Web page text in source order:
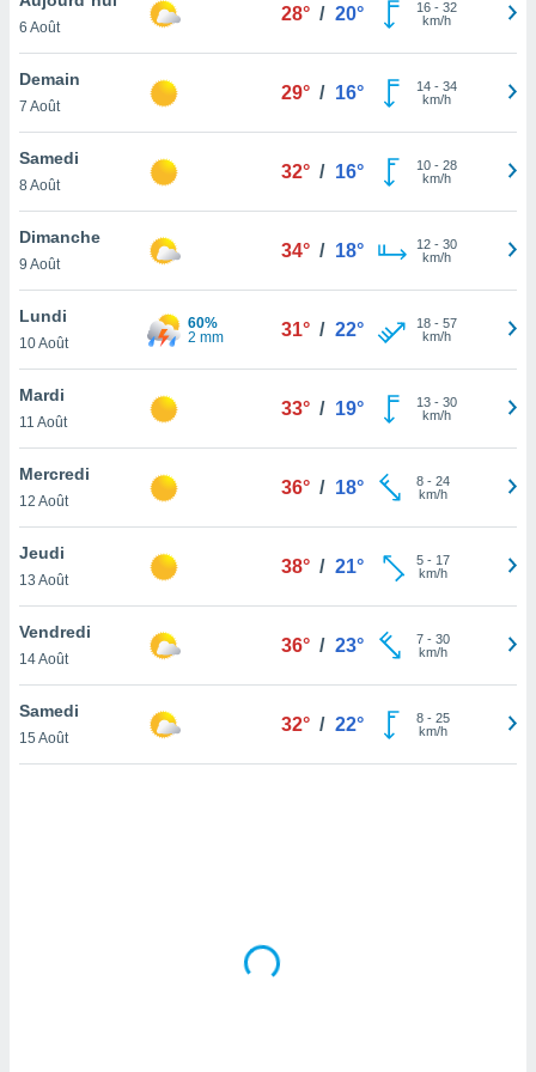
et
»,
au
vous
qu'ils
ou
le
ainsi
un
la
du
en
de
6 Août
28° / 20° 16- 32
km/h
Demain
7 Août
29° / 16° 14- 34
km/h
Samedi
8 Août
32° / 16° 10- 28
km/h
Dimanche
9 Août
34° / 18° 12- 30
km/h
Lundi
10 Août
60%
2 mm
31° / 22° 18- 57
km/h
Mardi
11 Août
33° / 19° 13- 30
km/h
Mercredi
12 Août
36° / 18° 8- 24
km/h
Jeudi
13 Août
38° / 21° 5- 17
km/h
Vendredi
14 Août
36° / 23° 7- 30
km/h
Samedi
15 Août
32° / 22° 8- 25
km/h